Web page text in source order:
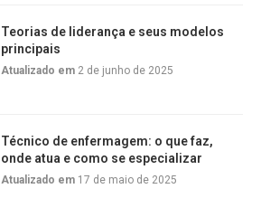
Teorias de liderança e seus modelos
principais
Atualizado em 2 de junho de 2025
Técnico de enfermagem: o que faz,
onde atua e como se especializar
Atualizado em 17 de maio de 2025